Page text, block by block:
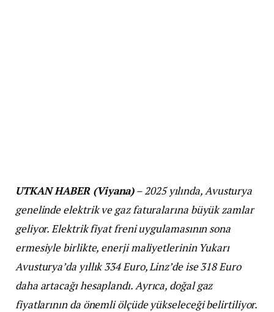
UTKAN HABER (Viyana)– 2025 yılında, Avusturya
genelinde elektrik ve gaz faturalarına büyük zamlar
geliyor. Elektrik fiyat freni uygulamasının sona
ermesiyle birlikte, enerji maliyetlerinin Yukarı
Avusturya’da yıllık 334 Euro, Linz’de ise 318 Euro
daha artacağı hesaplandı. Ayrıca, doğal gaz
fiyatlarının da önemli ölçüde yükseleceği belirtiliyor.